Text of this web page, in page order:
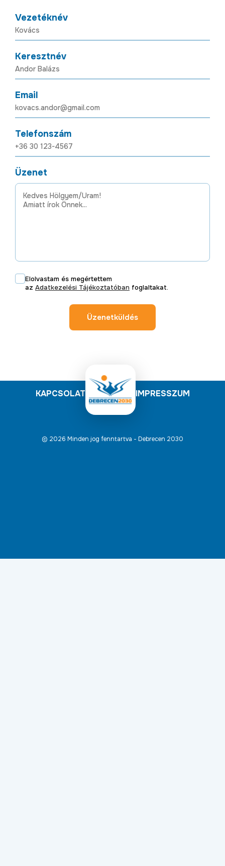
Vezetéknév
Keresztnév
Email
Telefonszám
Üzenet
Elolvastam és megértettem
az Adatkezelési Tájékoztatóban foglaltakat.
Üzenetküldés
KAPCSOLAT IMPRESSZUM
© 2026 Minden jog fenntartva - Debrecen 2030